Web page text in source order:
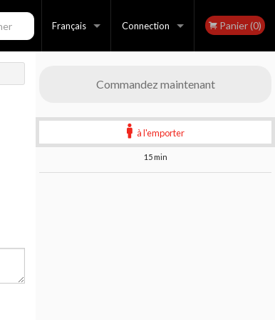
Français Connection Panier (0)
Commandez maintenant
à l'emporter
15 min